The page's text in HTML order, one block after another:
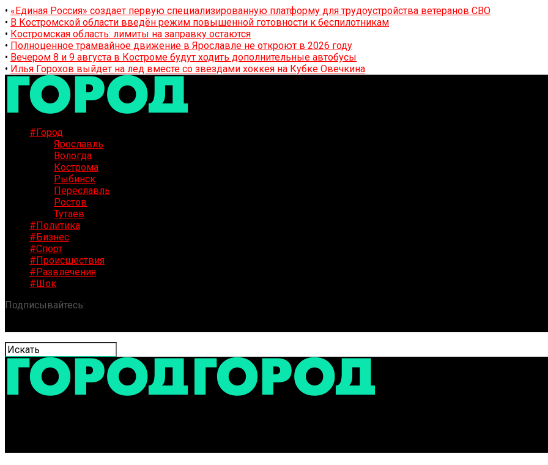
• «Единая Россия» создает первую специализированную платформу для трудоустройства ветеранов СВО
• В Костромской области введён режим повышенной готовности к беспилотникам
• Костромская область: лимиты на заправку остаются
• Полноценное трамвайное движение в Ярославле не откроют в 2026 году
• Вечером 8 и 9 августа в Костроме будут ходить дополнительные автобусы
• Илья Горохов выйдет на лед вместе со звездами хоккея на Кубке Овечкина
#Город
Ярославль
Вологда
Кострома
Рыбинск
Переславль
Ростов
Тутаев
#Политика
#Бизнес
#Спорт
#Происшествия
#Развлечения
#Шок
Подписывайтесь: